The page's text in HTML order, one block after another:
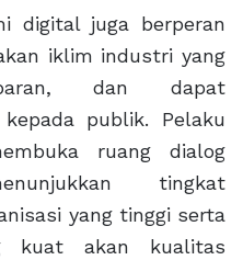
digital juga berperan
iklim industri yang
dan dapat
kepada publik. Pelaku
ruang dialog
tingkat
yang tinggi serta
kuat akan kualitas